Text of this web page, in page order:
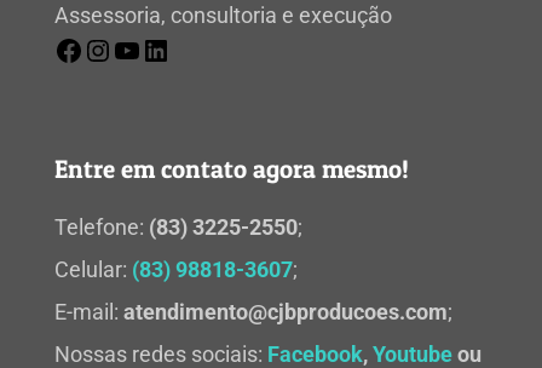
Assessoria, consultoria e execução
Entre em contato agora mesmo!
Telefone: (83) 3225-2550;
Celular: (83) 98818-3607;
E-mail: atendimento@cjbproducoes.com;
Nossas redes sociais: Facebook,Youtubeou